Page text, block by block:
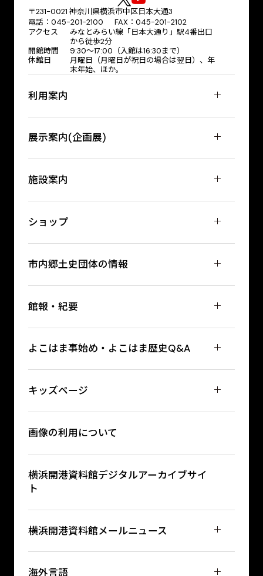
〒231-0021 神奈川県横浜市中区日本大通3
電話：045-201-2100 FAX：045-201-2102
アクセス
みなとみらい線「日本大通り」駅4番出口
から徒歩2分
開館時間
9:30〜17:00（入館は16:30まで）
休館日
月曜日（月曜日が祝日の場合は翌日）、年
末年始、ほか。
利用案内
展示案内(企画展)
施設案内
ショップ
市内郷土史団体の情報
館報・紀要
よこはま事始め・よこはま歴史Q&A
キッズページ
画像の利用について
横浜開港資料館デジタルアーカイブサイ
ト
横浜開港資料館メールニュース
海外言語